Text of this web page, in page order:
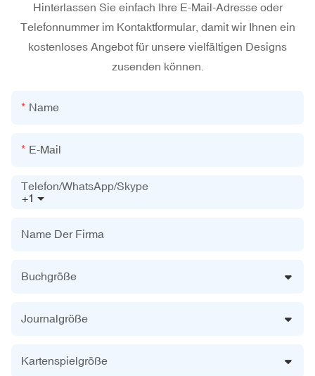
Hinterlassen Sie einfach Ihre E-Mail-Adresse oder
Telefonnummer im Kontaktformular, damit wir Ihnen ein
kostenloses Angebot für unsere vielfältigen Designs
zusenden können.
Name
E-Mail
+1
Telefon/WhatsApp/Skype
Name Der Firma
Buchgröße
Journalgröße
Kartenspielgröße